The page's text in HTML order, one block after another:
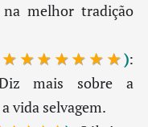
melhor tradição
★★★★★★★):
Diz mais sobre a
vida selvagem.